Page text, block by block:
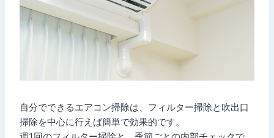
自分でできるエアコン掃除は、フィルター掃除と吹出口
掃除を中心に行えば簡単で効果的です。